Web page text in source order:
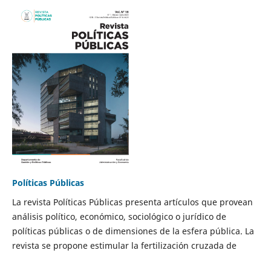
Políticas Públicas
La revista Políticas Públicas presenta artículos que provean
análisis político, económico, sociológico o jurídico de
políticas públicas o de dimensiones de la esfera pública. La
revista se propone estimular la fertilización cruzada de